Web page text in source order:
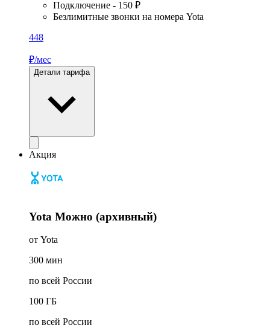
Подключение - 150 ₽
Безлимитные звонки на номера Yota
448
₽/мес
Детали тарифа
Акция
Yota Можно (архивный)
от Yota
300 мин
по всей России
100 ГБ
по всей России